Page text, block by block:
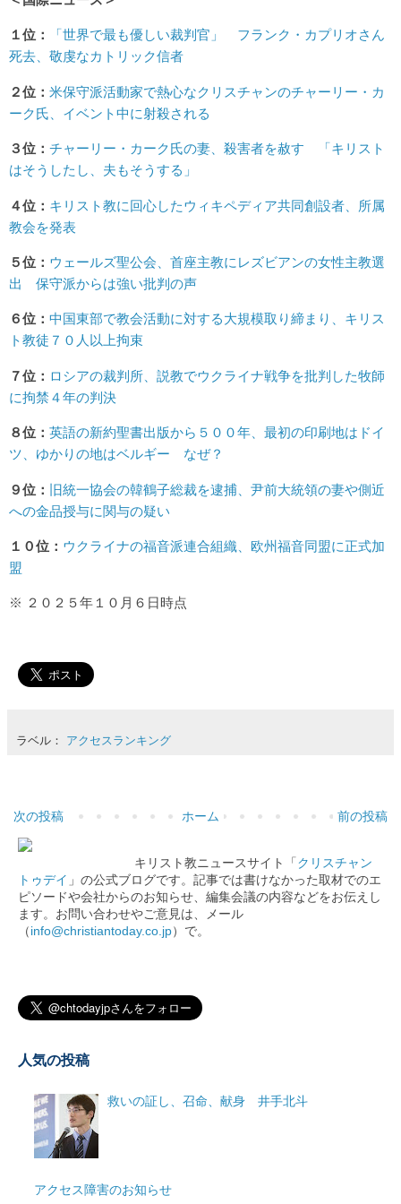
１位：
「世界で最も優しい裁判官」 フランク・カプリオさん
死去、敬虔なカトリック信者
２位： 米保守派活動家で熱心なクリスチャンのチャーリー・カ
ーク氏、イベント中に射殺される
３位： チャーリー・カーク氏の妻、殺害者を赦す 「キリスト
はそうしたし、夫もそうする」
４位： キリスト教に回心したウィキペディア共同創設者、所属
教会を発表
５位： ウェールズ聖公会、首座主教にレズビアンの女性主教選
出 保守派からは強い批判の声
６位： 中国東部で教会活動に対する大規模取り締まり、キリス
ト教徒７０人以上拘束
７位： ロシアの裁判所、説教でウクライナ戦争を批判した牧師
に拘禁４年の判決
８位： 英語の新約聖書出版から５００年、最初の印刷地はドイ
ツ、ゆかりの地はベルギー なぜ？
９位：
旧統一協会の韓鶴子総裁を逮捕、尹前大統領の妻や側近
への金品授与に関与の疑い
１０位： ウクライナの福音派連合組織、欧州福音同盟に正式加
盟
※ ２０２５年１０月６日時点
ラベル： アクセスランキング
次の投稿 前の投稿
ホーム
キリスト教ニュースサイト「クリスチャン
トゥデイ 」の公式ブログです。記事では書けなかった取材でのエ
ピソードや会社からのお知らせ、編集会議の内容などをお伝えし
ます。お問い合わせやご意見は、メール
（info@christiantoday.co.jp）で。
人気の投稿
救いの証し、召命、献身 井手北斗
アクセス障害のお知らせ